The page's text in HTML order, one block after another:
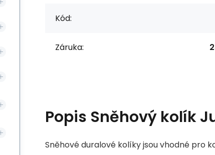
Kód:
Záruka:
Popis Sněhový kolík
Sněhové duralové kolíky jsou vhodné pro